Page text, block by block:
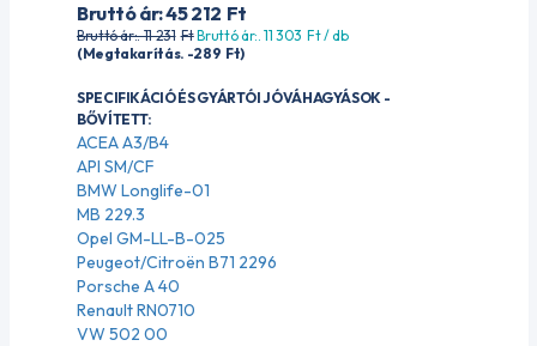
Bruttó ár: 45 212 Ft
Bruttó ár:. 11 231 FtBruttó ár:. 11 303 Ft/ db
(Megtakarítás. -289 Ft)
SPECIFIKÁCIÓ ÉS GYÁRTÓI JÓVÁHAGYÁSOK -
BŐVÍTETT:
ACEA A3/B4
API SM/CF
BMW Longlife-01
MB 229.3
Opel GM-LL-B-025
Peugeot/Citroën B71 2296
Porsche A 40
Renault RN0710
VW 502 00